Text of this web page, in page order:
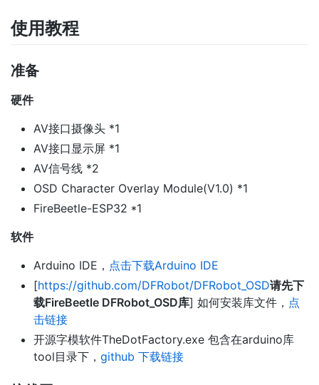
使用教程
准备
硬件
AV接口摄像头 *1
AV接口显示屏 *1
AV信号线 *2
OSD Character Overlay Module(V1.0) *1
FireBeetle-ESP32 *1
软件
Arduino IDE， 点击下载Arduino IDE
[https://github.com/DFRobot/DFRobot_OSD请先下
载FireBeetle DFRobot_OSD库] 如何安装库文件， 点
击链接
开源字模软件TheDotFactory.exe 包含在arduino库
tool目录下， github 下载链接